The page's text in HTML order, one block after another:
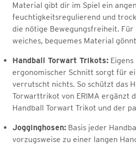
Material gibt dir im Spiel ein
feuchtigkeitsregulierend und
die nötige Bewegungsfreiheit.
weiches, bequemes Material
Handball Torwart Trikots:
ergonomischer Schnitt sorgt für
verrutscht nichts. So schützt das
Torwarttrikot von ERIMA ergänzt
Handball Torwart Trikot und der
Jogginghosen: Basis jeder
vorzugsweise zu einer langen